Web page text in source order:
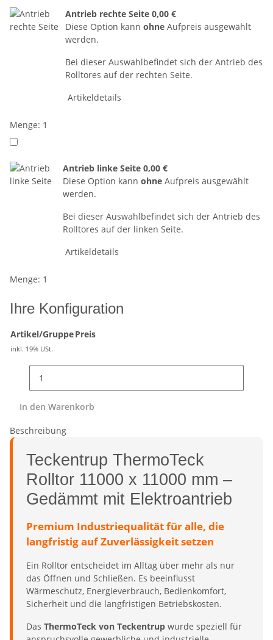
Antrieb rechte Seite 0,00 €
Diese Option kann ohneAufpreis ausgewählt
werden.
Bei dieser Auswahlbefindet sich der Antrieb des
Rolltores auf der rechten Seite.
Artikeldetails
Menge: 1
Antrieb linke Seite 0,00 €
Diese Option kann ohneAufpreis ausgewählt
werden.
Bei dieser Auswahlbefindet sich der Antrieb des
Rolltores auf der linken Seite.
Artikeldetails
Menge: 1
Ihre Konfiguration
Artikel/GruppePreis
inkl. 19% USt.
In den Warenkorb
Beschreibung
Teckentrup ThermoTeck
Rolltor 11000 x 11000 mm –
Gedämmt mit Elektroantrieb
Premium Industriequalität für alle, die
langfristig auf Zuverlässigkeit setzen
Ein Rolltor entscheidet im Alltag über mehr als nur
das Öffnen und Schließen. Es beeinflusst
Wärmeschutz, Energieverbrauch, Bedienkomfort,
Sicherheit und die langfristigen Betriebskosten.
Das ThermoTeck von Teckentrup wurde speziell für